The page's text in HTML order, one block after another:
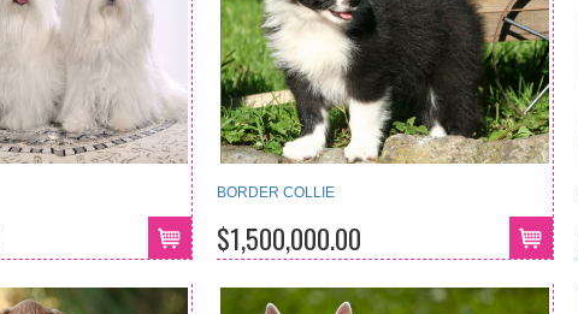
BORDER COLLIE
$1,500,000.00